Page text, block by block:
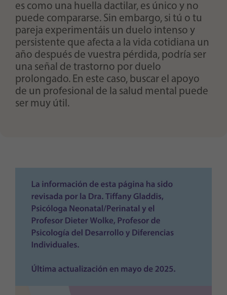
es como una huella dactilar, es único y no
puede compararse. Sin embargo, si tú o tu
pareja experimentáis un duelo intenso y
persistente que afecta a la vida cotidiana un
año después de vuestra pérdida, podría ser
una señal de trastorno por duelo
prolongado. En este caso, buscar el apoyo
de un profesional de la salud mental puede
ser muy útil.